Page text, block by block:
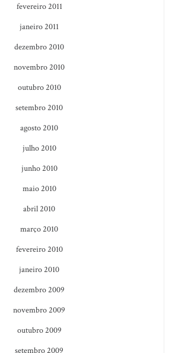
fevereiro 2011
janeiro 2011
dezembro 2010
novembro 2010
outubro 2010
setembro 2010
agosto 2010
julho 2010
junho 2010
maio 2010
abril 2010
março 2010
fevereiro 2010
janeiro 2010
dezembro 2009
novembro 2009
outubro 2009
setembro 2009